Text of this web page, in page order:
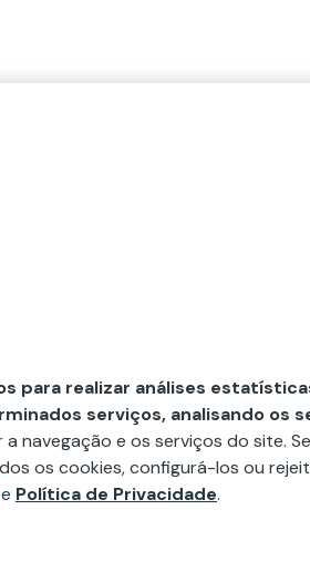
para realizar análises
serviços, analisando os
a navegação e os serviços do site.
os cookies, configurá-los ou
e Política de Privacidade.